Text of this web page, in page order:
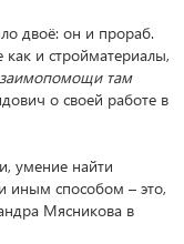
двоё: он и прораб.
как и стройматериалы,
там
о своей работе в
умение найти
иным способом – это,
Мясникова в